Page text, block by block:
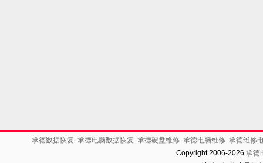
承德数据恢复 承德电脑数据恢复 承德硬盘维修 承德电脑维修 承德维修
Copyright 2006-2026 承德